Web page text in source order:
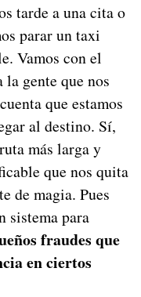
tarde a una cita o
parar un taxi
Vamos con el
gente que nos
que estamos
al destino. Sí,
más larga y
que nos quita
de magia. Pues
sistema para
fraudes que
en ciertos